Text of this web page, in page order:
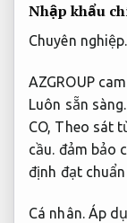
Nhập khẩu
Chuyên nghiệp.
AZGROUP
Luôn sẵn sàng.
CO, Theo sát
cầu. đảm bảo
định đạt
Cá nhân. Áp